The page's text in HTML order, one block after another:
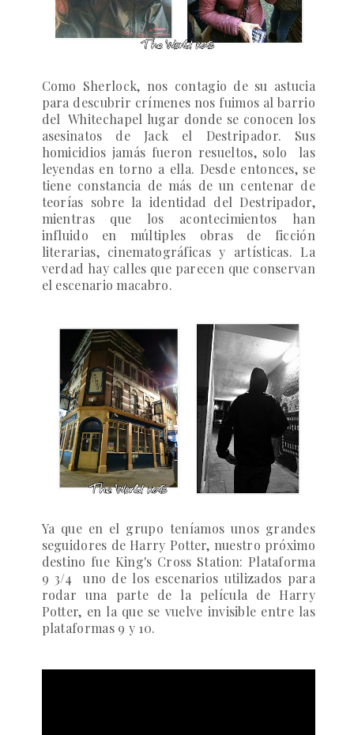
Como Sherlock, nos contagio de su astucia
para descubrir crímenes nos fuimos al barrio
del Whitechapel lugar donde se conocen los
asesinatos de Jack el Destripador.
Sus
homicidios jamás fueron resueltos, solo las
leyendas en torno a ella. Desde entonces, se
tiene constancia de más de un centenar de
teorías sobre la identidad del Destripador,
mientras que los acontecimientos han
influido en múltiples obras de ficción
literarias, cinematográficas y artísticas. La
verdad hay calles que parecen que conservan
el escenario macabro.
Ya que en el grupo teníamos unos grandes
seguidores de Harry Potter, nuestro próximo
destino fue King's Cross Station: Plataforma
9 3/4 uno de los escenarios utilizados para
rodar una parte de la película de Harry
Potter, en la que se vuelve invisible entre las
plataformas 9 y 10.